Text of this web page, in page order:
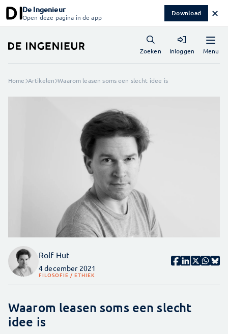
De Ingenieur
Open deze pagina in de app Download ✕
Menu
Zoeken Inloggen
Home Artikelen Waarom leasen soms een slecht idee is
Rolf Hut
4 december 2021
FILOSOFIE / ETHIEK
Waarom leasen soms een slecht
idee is